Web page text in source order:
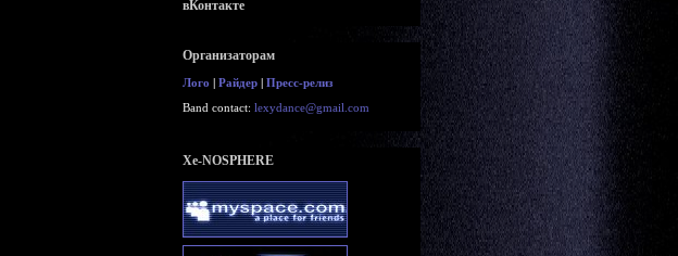
вКонтакте
Организаторам
Лого | Райдер | Пресс-релиз
Band contact: lexydance@gmail.com
Xe-NOSPHERE